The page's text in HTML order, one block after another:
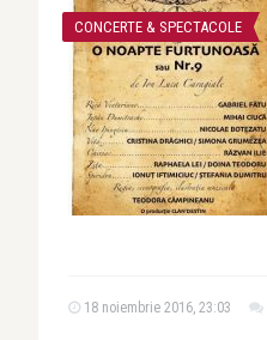
CONCERTE & SPECTACOLE
18 noiembrie 2016, 23:03